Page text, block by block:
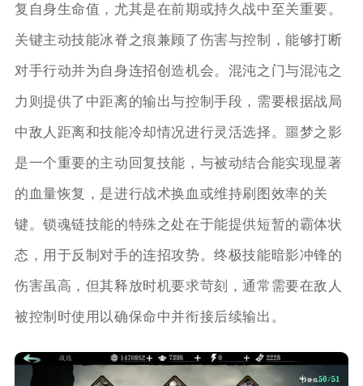
复自身生命值，尤其是在前期或持久战中至关重要。
关键主动技能冰脊之痕兼顾了伤害与控制，能够打断
对手行动并为自身连招创造机会。混沌之门与混沌之
力则提供了中距离的输出与控制手段，需要根据战局
中敌人距离和技能冷却情况进行灵活选择。噩梦之影
是一个重要的主动回复技能，与被动结合能实现显著
的血量恢复，是进行战术换血或维持刷图效率的关
键。锁魂链技能的特殊之处在于能提供短暂的霸体状
态，用于反制对手的连招攻势。终极技能暗影冲锋的
伤害虽高，但其释放时机要求苛刻，通常需要在敌人
被控制时使用以确保命中并衔接后续输出。